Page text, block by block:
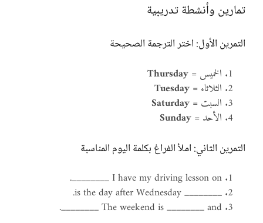
تمارين وأنشطة تدريبية
التمرين الأول: اختر الترجمة الصحيحة
الخميس = Thursday
الثلاثاء = Tuesday
السبت = Saturday
الأحد = Sunday
التمرين الثاني: املأ الفراغ بكلمة اليوم المناسبة
I have my driving lesson on ________.
________ is the day after Wednesday.
The weekend is ________ and ________.